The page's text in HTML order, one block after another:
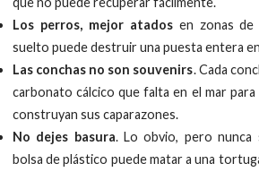
Los perros, mejor atados en zonas de
suelto puede destruir una puesta entera
Las conchas no son souvenirs. Cada
carbonato cálcico que falta en el mar
construyan sus caparazones.
No dejes basura. Lo obvio, pero nunca
bolsa de plástico puede matar a una